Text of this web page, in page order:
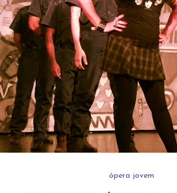
ópera jovem